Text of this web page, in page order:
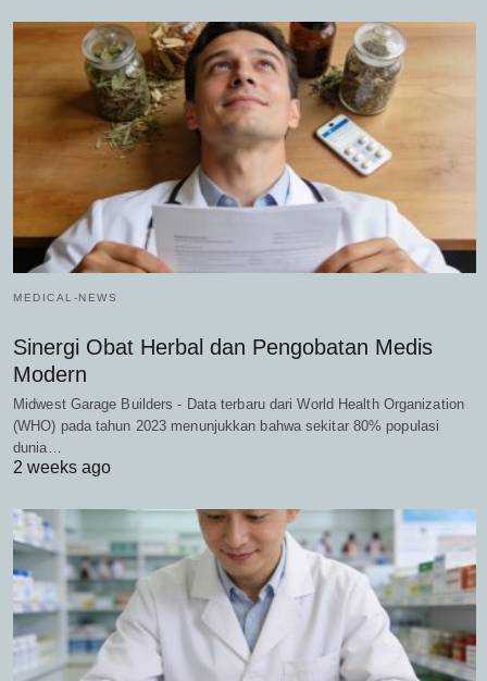
MEDICAL-NEWS
Sinergi Obat Herbal dan Pengobatan Medis
Modern
Midwest Garage Builders - Data terbaru dari World Health Organization
(WHO) pada tahun 2023 menunjukkan bahwa sekitar 80% populasi
dunia…
2 weeks ago